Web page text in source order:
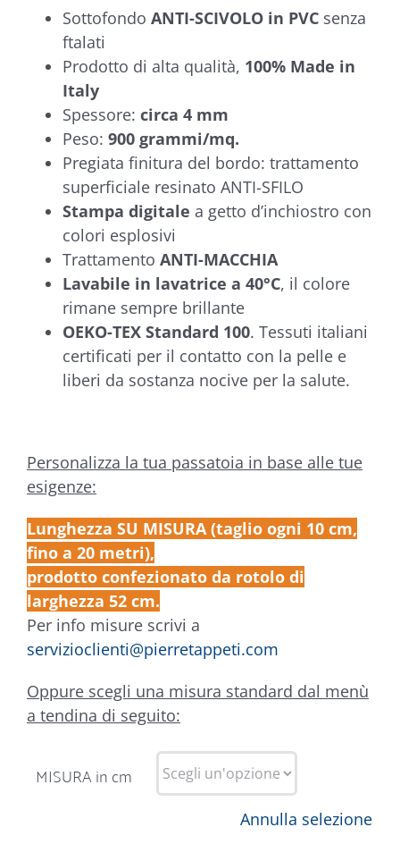
Sottofondo ANTI-SCIVOLO in PVC senza
ftalati
Prodotto di alta qualità, 100% Made in
Italy
Spessore: circa 4 mm
Peso: 900 grammi/mq.
Pregiata finitura del bordo: trattamento
superficiale resinato ANTI-SFILO
Stampa digitale a getto d’inchiostro con
colori esplosivi
Trattamento ANTI-MACCHIA
Lavabile in lavatrice a 40°C, il colore
rimane sempre brillante
OEKO-TEX Standard 100. Tessuti italiani
certificati per il contatto con la pelle e
liberi da sostanza nocive per la salute.
Personalizza la tua passatoia in base alle tue
esigenze:
Lunghezza SU MISURA (taglio ogni 10 cm,
fino a 20 metri),
prodotto confezionato da rotolo di
larghezza 52 cm.
Per info misure scrivi a
servizioclienti@pierretappeti.com
Oppure scegli una misura standard dal menù
a tendina di seguito:
MISURA in cm
Annulla selezione